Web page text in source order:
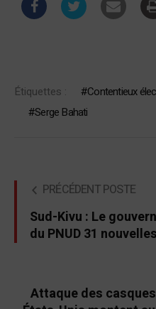
Étiquettes : Contentieux
Serge Bahati
PRÉCÉDENT POSTE
Sud-Kivu : Le
du PNUD 31
Attaque des